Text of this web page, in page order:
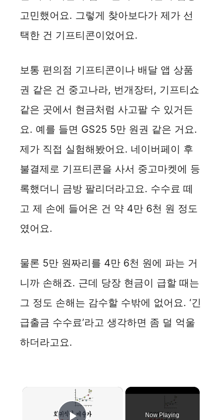
고민했어요. 그렇게 찾아보다가 제가 선
택한 건 기프티콘이었어요.
보통 편의점 기프티콘이나 배달 앱 상품
권 같은 건 중고나라, 번개장터, 기프티쇼
같은 곳에서 현금처럼 사고팔 수 있거든
요. 예를 들면 GS25 5만 원권 같은 거요.
제가 직접 실험해봤어요. 네이버페이 후
불결제로 기프티콘을 사서 중고마켓에 등
록했더니 금방 팔리더라고요. 수수료 떼
고 제 손에 들어온 건 약 4만 6천 원 정도
였어요.
물론 5만 원짜리를 4만 6천 원에 파는 거
니까 손해죠. 근데 당장 현금이 급할 때는
그 정도 손해는 감수할 수밖에 없어요. ‘긴
급출금 수수료’라고 생각하면 좀 덜 억울
하더라고요.
×
Now Playing